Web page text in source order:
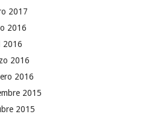
2017
2016
2016
2016
2016
2015
2015